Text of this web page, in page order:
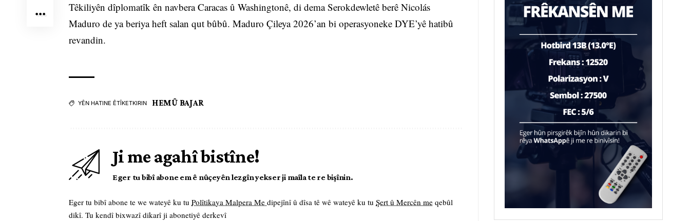
Têkiliyên dîplomatîk ên navbera Caracas û Washingtonê, di dema Serokdewletê berê Nicolás
Maduro de ya beriya heft salan qut bûbû. Maduro Çileya 2026’an bi operasyoneke DYE’yê hatibû
revandin.
YÊN HATINE ÊTÎKETKIRIN HEMÛ BAJAR
Ji me agahî bistîne!
Eger tu bibî abone em ê nûçeyên lezgîn yekser ji maîla te re bişînin.
Eger tu bibî abone te we wateyê ku tu Polîtikaya Malpera Me dipejînî û dîsa tê wê wateyê ku tu Şert û Mercên me qebûl
dikî. Tu kendî bixwazî dikarî ji abonetiyê derkevî